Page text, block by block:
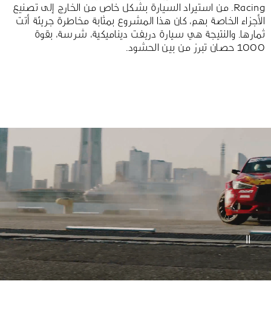
Racing. من استيراد السيارة بشكل خاص من الخارج إلى تصنيع
الأجزاء الخاصة بهم، كان هذا المشروع بمثابة مخاطرة جريئة أتت
ثمارها. والنتيجة هي سيارة دريفت ديناميكية، شرسة، بقوة
1000 حصان تبرز من بين الحشود.